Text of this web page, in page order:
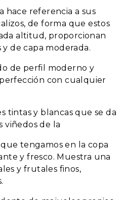
hace referencia a sus
de forma que estos
altitud, proporcionan
de capa moderada.
de perfil moderno y
con cualquier
tintas y blancas que se da
viñedos de la
tengamos en la copa
y fresco. Muestra una
y frutales finos,